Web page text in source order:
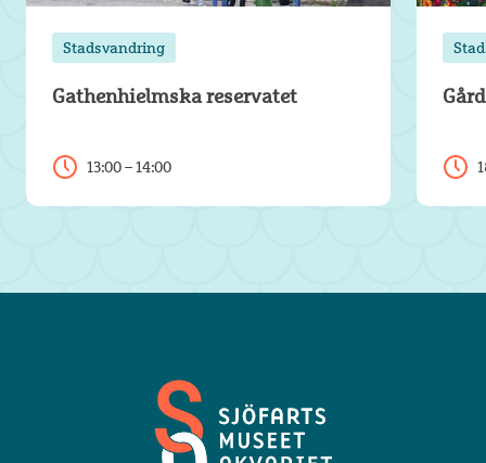
Stadsvandring
Gathenhielmska reservatet
13:00 – 14:00